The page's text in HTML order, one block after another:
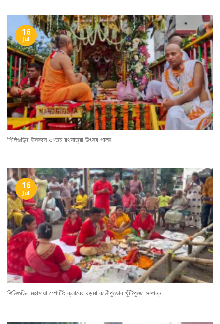
শিলিগুড়ির ইসকনে ৩৭তম রথযাত্রা উৎসব পালন
16
Jul
শিলিগুড়ির মহামায়া স্পোর্টিং ক্লাবের বড়মা কালীপুজোর খুঁটিপুজো সম্পন্ন
16
Jul